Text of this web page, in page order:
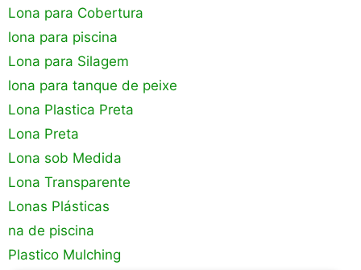
Lona para Cobertura
lona para piscina
Lona para Silagem
lona para tanque de peixe
Lona Plastica Preta
Lona Preta
Lona sob Medida
Lona Transparente
Lonas Plásticas
na de piscina
Plastico Mulching